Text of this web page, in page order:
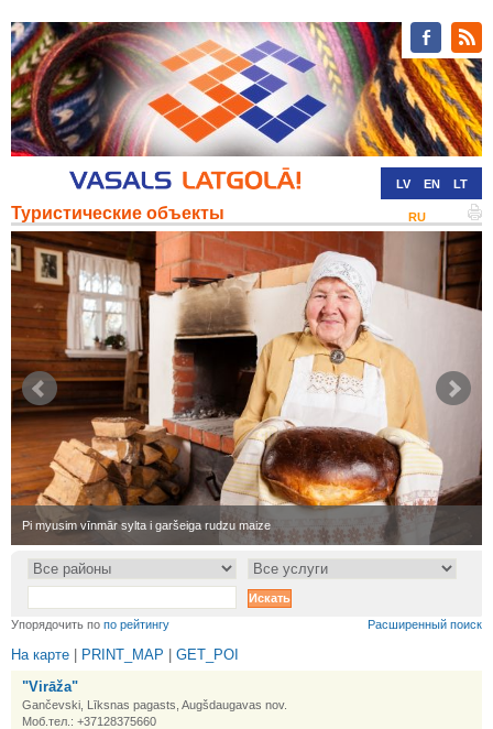
LV EN LT
RU
Туристические объекты
Pi myusim vīnmār sylta i garšeiga rudzu maize
•
•
Упорядочить по по рейтингу Расширенный поиск
На карте PRINT_MAP
GET_POI
"Virāža"
Gančevski, Līksnas pagasts, Augšdaugavas nov.
Моб.тел.: +37128375660